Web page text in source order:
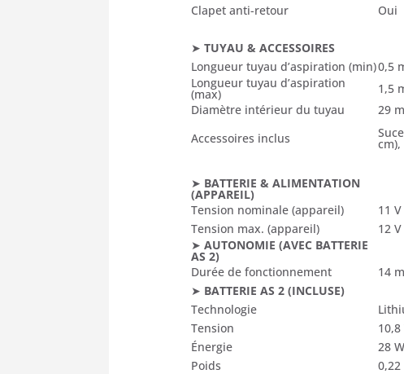
Clapet anti-retour
Oui
➤TUYAU & ACCESSOIRES
Longueur tuyau d’aspiration (min)0,5
Longueur tuyau d’aspiration
(max)
1,5
Diamètre intérieur du tuyau
29
Accessoires inclus
➤ BATTERIE & ALIMENTATION
(APPAREIL)
Tension nominale (appareil)
11 V
Tension max. (appareil)
12 V
➤AUTONOMIE (AVEC BATTERIE
AS 2)
Durée de fonctionnement
14
➤ BATTERIE AS 2 (INCLUSE)
Technologie
Tension
10,8
Énergie
28
Poids
0,22